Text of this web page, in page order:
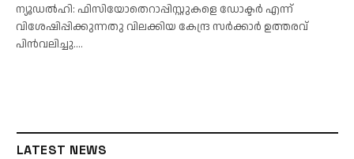
ന്യൂഡല്‍ഹി: ഫിസിയോതെറാപ്പിസ്റ്റുകളെ ഡോക്ടര്‍ എന്ന്
വിശേഷിപ്പിക്കുന്നതു വിലക്കിയ കേന്ദ്ര സര്‍ക്കാര്‍ ഉത്തരവ്
പിന്‍വലിച്ചു.…
LATEST NEWS